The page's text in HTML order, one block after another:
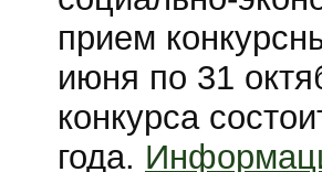
прием
июня по 31
конкурса
года.